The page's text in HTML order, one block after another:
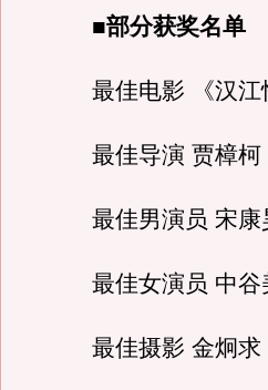
■部分获奖名单
最佳电影 《汉江
最佳导演 贾樟柯
最佳男演员 宋康
最佳女演员 中谷
最佳摄影 金炯求